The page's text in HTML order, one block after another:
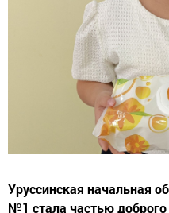
Уруссинская начальная
№1 стала частью